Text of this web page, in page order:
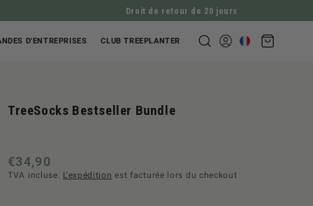
Droit de retour de 20 jours
D'ENTREPRISES CLUB TREEPLANTER
Se
d'achat
TreeSocks Bestseller Bundle
Prix
normal
€34,90
TVA incluse. L'expédition est facturée lors du checkout